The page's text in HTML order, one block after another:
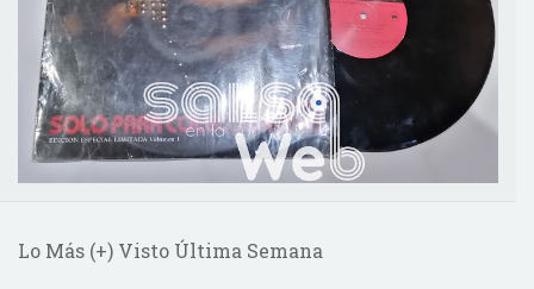
Lo Más (+) Visto Última Semana